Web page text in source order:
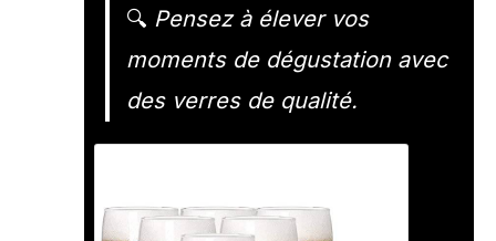
🔍 Pensez à élever vos
moments de dégustation avec
des verres de qualité.